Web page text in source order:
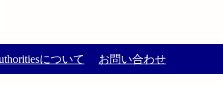
について お問い合わせ